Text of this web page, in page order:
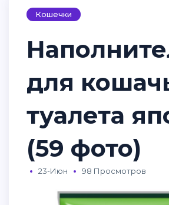
Кошечки
для
туалета
(59 фото)
23-Июн 98 Просмотров